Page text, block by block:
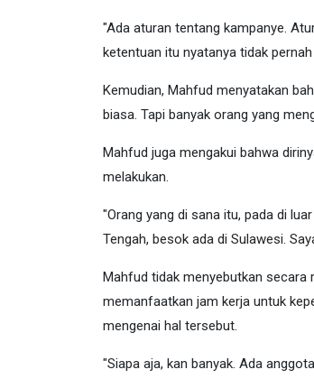
"Ada aturan tentang kampanye.
ketentuan itu nyatanya tidak
Kemudian, Mahfud menyatakan
biasa. Tapi banyak orang yang
Mahfud juga mengakui bahwa
melakukan.
"Orang yang di sana itu, pada di
Tengah, besok ada di Sulawesi.
Mahfud tidak menyebutkan secara
memanfaatkan jam kerja untuk
mengenai hal tersebut.
"Siapa aja, kan banyak. Ada